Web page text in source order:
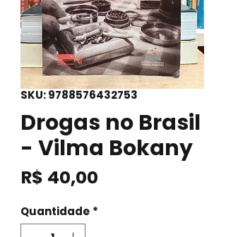
SKU: 9788576432753
Drogas no Brasil
- Vilma Bokany
R$ 40,00
Quantidade *